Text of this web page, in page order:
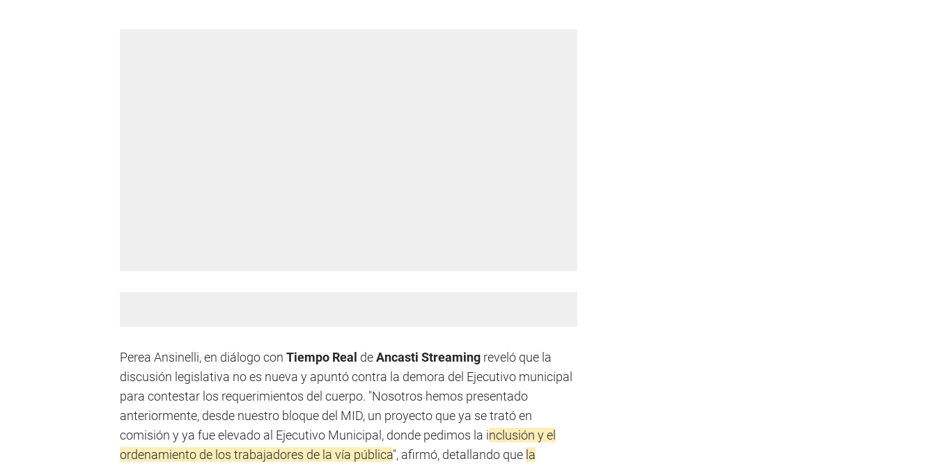
Perea Ansinelli, en diálogo con Tiempo Real deAncasti Streaming reveló que la
discusión legislativa no es nueva y apuntó contra la demora del Ejecutivo municipal
para contestar los requerimientos del cuerpo. "Nosotros hemos presentado
anteriormente, desde nuestro bloque del MID, un proyecto que ya se trató en
comisión y ya fue elevado al Ejecutivo Municipal, donde pedimos la inclusión y el
ordenamiento de los trabajadores de la vía pública", afirmó, detallando que la